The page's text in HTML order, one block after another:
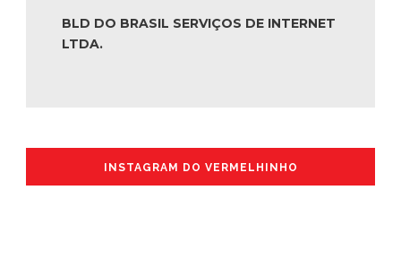
BLD DO BRASIL SERVIÇOS DE INTERNET
LTDA.
INSTAGRAM DO VERMELHINHO